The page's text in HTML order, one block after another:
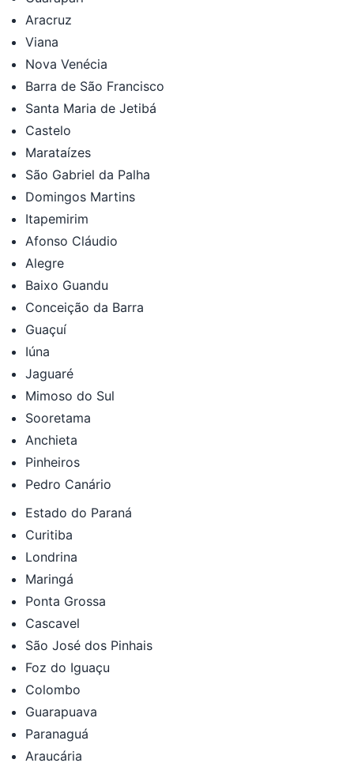
Aracruz
Viana
Nova Venécia
Barra de São Francisco
Santa Maria de Jetibá
Castelo
Marataízes
São Gabriel da Palha
Domingos Martins
Itapemirim
Afonso Cláudio
Alegre
Baixo Guandu
Conceição da Barra
Guaçuí
Iúna
Jaguaré
Mimoso do Sul
Sooretama
Anchieta
Pinheiros
Pedro Canário
Estado do Paraná
Curitiba
Londrina
Maringá
Ponta Grossa
Cascavel
São José dos Pinhais
Foz do Iguaçu
Colombo
Guarapuava
Paranaguá
Araucária